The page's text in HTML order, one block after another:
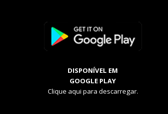
DISPONÍVEL EM
GOOGLE PLAY
Clique aqui para descarregar.